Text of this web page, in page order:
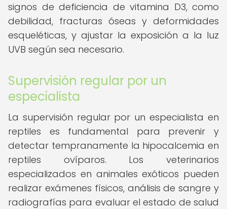
signos de deficiencia de vitamina D3, como
debilidad, fracturas óseas y deformidades
esqueléticas, y ajustar la exposición a la luz
UVB según sea necesario.
Supervisión regular por un
especialista
La supervisión regular por un especialista en
reptiles es fundamental para prevenir y
detectar tempranamente la hipocalcemia en
reptiles ovíparos. Los veterinarios
especializados en animales exóticos pueden
realizar exámenes físicos, análisis de sangre y
radiografías para evaluar el estado de salud